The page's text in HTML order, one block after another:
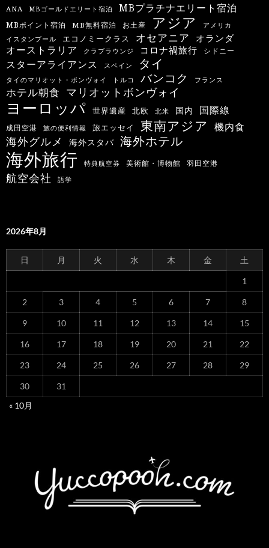
ANA MBゴールドエリート宿泊 MBプラチナエリート宿泊
MBポイント宿泊 MB無料宿泊 お土産 アジア アメリカ
イスタンブール エコノミークラス オセアニア オランダ
オーストラリア クラブラウンジ コロナ禍旅行 シドニー
スターアライアンス スペイン タイ
タイのマリオット・ボンヴォイ トルコ バンコク フランス
ホテル朝食 マリオットボンヴォイ
ヨーロッパ 世界遺産 北欧 北米 国内 国際線
成田空港 旅の便利情報 旅エッセイ 東南アジア 機内食
海外グルメ 海外スタバ 海外ホテル
海外旅行 特典航空券 美術館・博物館 羽田空港
航空会社 語学
2026年8月
日 月 火 水 木 金 土
1
2 3 4 5 6 7 8
9 10 11 12 13 14 15
16 17 18 19 20 21 22
23 24 25 26 27 28 29
30
31
« 10月